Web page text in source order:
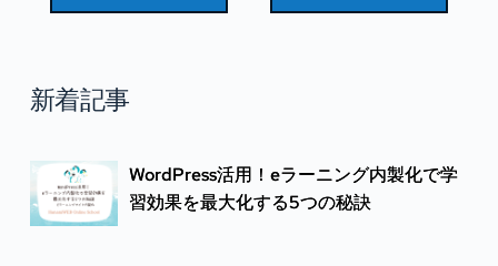
新着記事
WordPress活用！eラーニング内製化で学
習効果を最大化する5つの秘訣